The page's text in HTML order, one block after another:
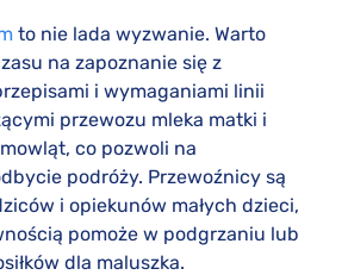
to nie lada wyzwanie. Warto
na zapoznanie się z
i wymaganiami linii
przewozu mleka matki i
co pozwoli na
podróży. Przewoźnicy są
i opiekunów małych dzieci,
pomoże w podgrzaniu lub
dla maluszka.